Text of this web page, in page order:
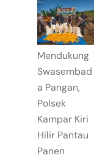
Mendukung
Swasembad
a Pangan,
Polsek
Kampar Kiri
Hilir Pantau
Panen